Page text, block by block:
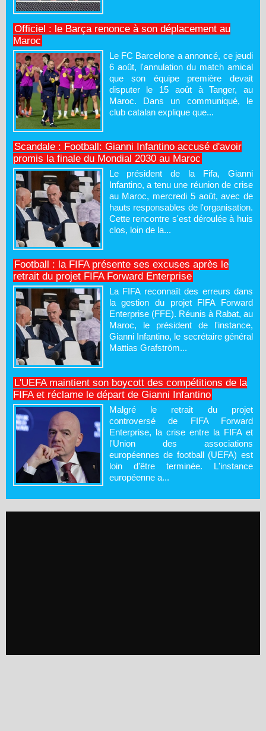
Officiel : le Barça renonce à son déplacement au
Maroc
Le FC Barcelone a annoncé, ce jeudi
6 août, l'annulation du match amical
que son équipe première devait
disputer le 15 août à Tanger, au
Maroc. Dans un communiqué, le
club catalan explique que...
Scandale : Football: Gianni Infantino accusé d'avoir
promis la finale du Mondial 2030 au Maroc
Le président de la Fifa, Gianni
Infantino, a tenu une réunion de crise
au Maroc, mercredi 5 août, avec de
hauts responsables de l'organisation.
Cette rencontre s'est déroulée à huis
clos, loin de la...
Football : la FIFA présente ses excuses après le
retrait du projet FIFA Forward Enterprise
La FIFA reconnaît des erreurs dans
la gestion du projet FIFA Forward
Enterprise (FFE). Réunis à Rabat, au
Maroc, le président de l'instance,
Gianni Infantino, le secrétaire général
Mattias Grafström...
L'UEFA maintient son boycott des compétitions de la
FIFA et réclame le départ de Gianni Infantino
Malgré le retrait du projet
controversé de FIFA Forward
Enterprise, la crise entre la FIFA et
l'Union des associations
européennes de football (UEFA) est
loin d'être terminée. L'instance
européenne a...